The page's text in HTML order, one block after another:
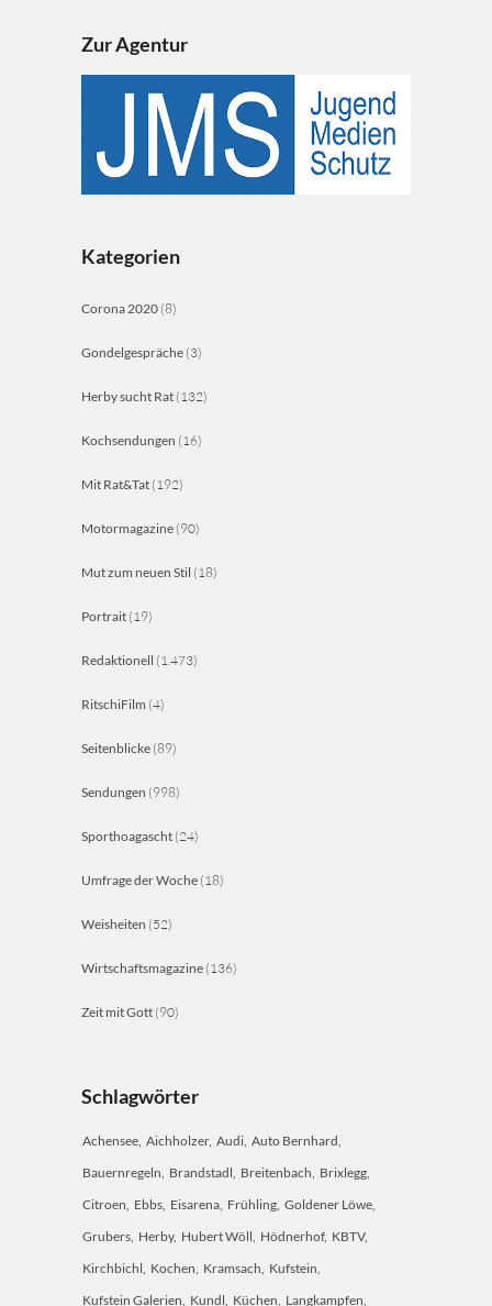
Zur Agentur
Kategorien
Corona 2020 (8)
Gondelgespräche (3)
Herby sucht Rat (132)
Kochsendungen (16)
Mit Rat&Tat (192)
Motormagazine (90)
Mut zum neuen Stil (18)
Portrait (19)
Redaktionell (1.473)
RitschiFilm (4)
Seitenblicke (89)
Sendungen (998)
Sporthoagascht (24)
Umfrage der Woche (18)
Weisheiten (52)
Wirtschaftsmagazine (136)
Zeit mit Gott (90)
Schlagwörter
Achensee Aichholzer Audi Auto Bernhard
Bauernregeln Brandstadl Breitenbach Brixlegg
Citroen Ebbs Eisarena Frühling Goldener Löwe
Grubers Herby Hubert Wöll Hödnerhof KBTV
Kirchbichl Kochen Kramsach Kufstein
Kufstein Galerien Kundl Küchen Langkampfen